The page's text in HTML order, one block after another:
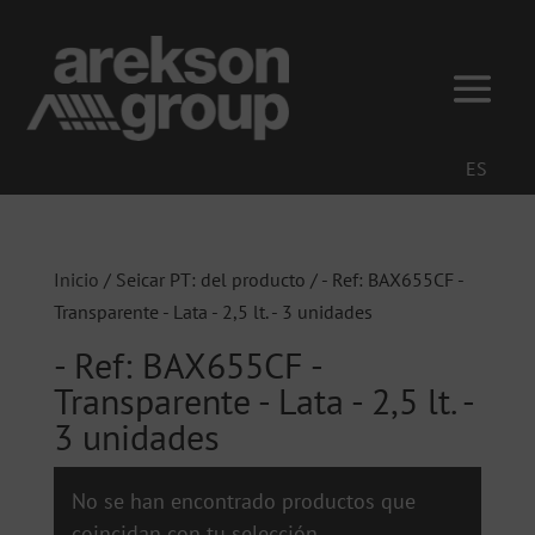
ES
Inicio / Seicar PT: del producto / - Ref: BAX655CF -
Transparente - Lata - 2,5 lt. - 3 unidades
- Ref: BAX655CF -
Transparente - Lata - 2,5 lt. -
3 unidades
No se han encontrado productos que